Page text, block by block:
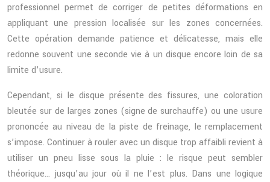
professionnel permet de corriger de petites déformations en
appliquant une pression localisée sur les zones concernées.
Cette opération demande patience et délicatesse, mais elle
redonne souvent une seconde vie à un disque encore loin de sa
limite d’usure.
Cependant, si le disque présente des fissures, une coloration
bleutée sur de larges zones (signe de surchauffe) ou une usure
prononcée au niveau de la piste de freinage, le remplacement
s’impose. Continuer à rouler avec un disque trop affaibli revient à
utiliser un pneu lisse sous la pluie : le risque peut sembler
théorique… jusqu’au jour où il ne l’est plus. Dans une logique